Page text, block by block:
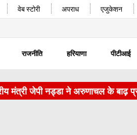
वेब स्टोरी अपराध एजुकेशन
राजनीति हरियाणा पीटीआई
जेपी नड्डा ने अरुणाचल के बाढ़ प्रभावित